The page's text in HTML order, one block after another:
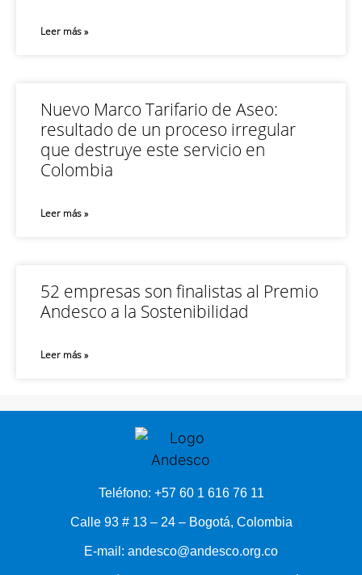
Leer más »
Nuevo Marco Tarifario de Aseo:
resultado de un proceso irregular
que destruye este servicio en
Colombia
Leer más »
52 empresas son finalistas al Premio
Andesco a la Sostenibilidad
Leer más »
Teléfono: +57 60 1 616 76 11
Calle 93 # 13 – 24 – Bogotá, Colombia
E-mail: andesco@andesco.org.co